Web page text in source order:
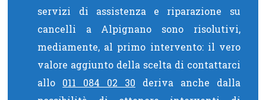
servizi di assistenza e riparazione su
cancelli a Alpignano sono risolutivi,
mediamente, al primo intervento: il vero
valore aggiunto della scelta di contattarci
allo 011 084 02 30 deriva anche dalla